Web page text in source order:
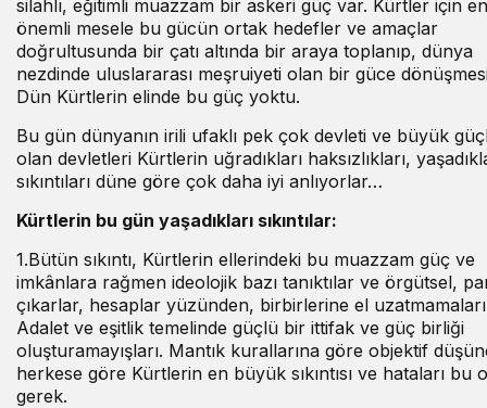
silahlı, eğitimli muazzam bir askeri güç var. Kürtler için en
önemli mesele bu gücün ortak hedefler ve amaçlar
doğrultusunda bir çatı altında bir araya toplanıp, dünya
nezdinde uluslararası meşruiyeti olan bir güce
Dün Kürtlerin elinde bu güç yoktu.
Bu gün dünyanın irili ufaklı pek çok devleti ve büyük
olan devletleri Kürtlerin uğradıkları haksızlıkları,
sıkıntıları düne göre çok daha iyi anlıyorlar…
Kürtlerin bu gün yaşadıkları sıkıntılar:
1.Bütün sıkıntı, Kürtlerin ellerindeki bu muazzam güç ve
imkânlara rağmen ideolojik bazı tanıktılar ve örgütsel,
çıkarlar, hesaplar yüzünden, birbirlerine el
Adalet ve eşitlik temelinde güçlü bir ittifak ve güç birliği
oluşturamayışları. Mantık kurallarına göre objektif
herkese göre Kürtlerin en büyük sıkıntısı ve hataları bu
gerek.